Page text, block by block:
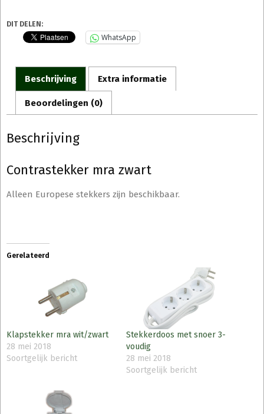
DIT DELEN:
WhatsApp
Beschrijving Extra informatie
Beoordelingen (0)
Beschrijving
Contrastekker mra zwart
Alleen Europese stekkers zijn beschikbaar.
Gerelateerd
Klapstekker mra wit/zwart
28 mei 2018
Soortgelijk bericht
Stekkerdoos met snoer 3-
voudig
28 mei 2018
Soortgelijk bericht